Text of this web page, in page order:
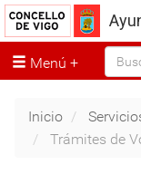
Menú
Inicio
Trámites de